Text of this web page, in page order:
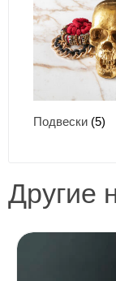
Подвески (5)
Другие